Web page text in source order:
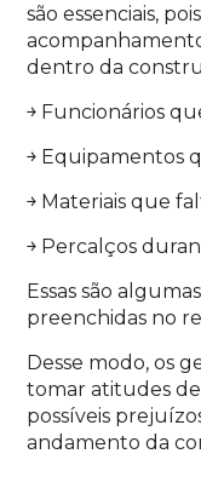
são essenciais,
dentro da
￫ Funcionários
￫ Equipamentos
￫ Materiais que
￫ Percalços
Essas são
preenchidas no
Desse modo, os
tomar atitudes
possíveis
andamento da